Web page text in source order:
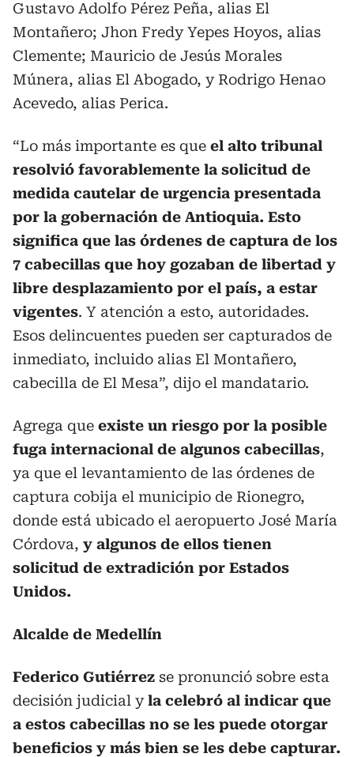
Gustavo Adolfo Pérez Peña, alias El
Montañero; Jhon Fredy Yepes Hoyos, alias
Clemente; Mauricio de Jesús Morales
Múnera, alias El Abogado, y Rodrigo Henao
Acevedo, alias Perica.
“Lo más importante es que el alto tribunal
resolvió favorablemente la solicitud de
medida cautelar de urgencia presentada
por la gobernación de Antioquia. Esto
significa que las órdenes de captura de los
7 cabecillas que hoy gozaban de libertad y
libre desplazamiento por el país, a estar
vigentes. Y atención a esto, autoridades.
Esos delincuentes pueden ser capturados de
inmediato, incluido alias El Montañero,
cabecilla de El Mesa”, dijo el mandatario.
Agrega que existe un riesgo por la posible
fuga internacional de algunos cabecillas,
ya que el levantamiento de las órdenes de
captura cobija el municipio de Rionegro,
donde está ubicado el aeropuerto José María
Córdova, y algunos de ellos tienen
solicitud de extradición por Estados
Unidos.
Alcalde de Medellín
Federico Gutiérrez se pronunció sobre esta
decisión judicial yla celebró al indicar que
a estos cabecillas no se les puede otorgar
beneficios y más bien se les debe capturar.